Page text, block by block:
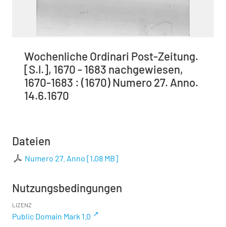
Wochenliche Ordinari Post-Zeitung.
[S.l.], 1670 - 1683 nachgewiesen,
1670-1683 : (1670) Numero 27. Anno.
14.6.1670
Dateien
Numero 27. Anno [1,08 MB]
Nutzungsbedingungen
LIZENZ
Public Domain Mark 1.0